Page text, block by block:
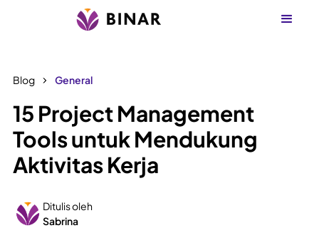
Blog General
15 Project Management
Tools untuk Mendukung
Aktivitas Kerja
Ditulis oleh
Sabrina